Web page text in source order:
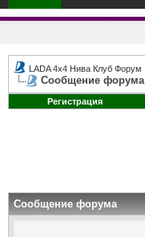
LADA 4x4 Нива Клуб Форум
Сообщение форума
Регистрация
Сообщение форума